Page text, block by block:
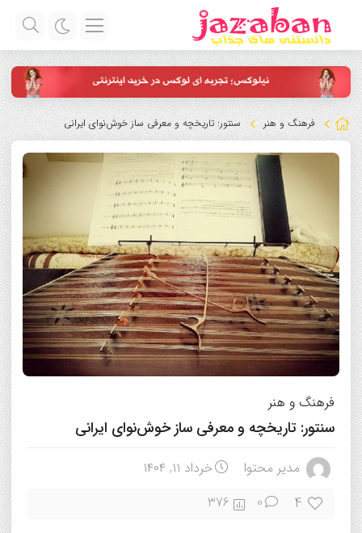
فرهنگ و هنر سنتور: تاریخچه و معرفی ساز خوش‌نوای ایرانی
فرهنگ و هنر
سنتور: تاریخچه و معرفی ساز خوش‌نوای ایرانی
مدیر محتوا خرداد ۱۱, ۱۴۰۴
4
0
376